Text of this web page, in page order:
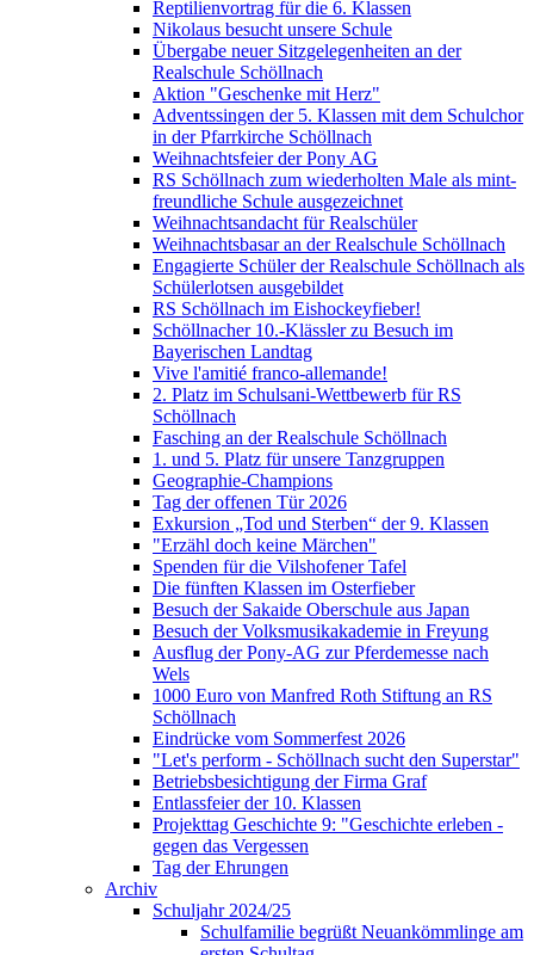
Reptilienvortrag für die 6. Klassen
Nikolaus besucht unsere Schule
Übergabe neuer Sitzgelegenheiten an der
Realschule Schöllnach
Aktion "Geschenke mit Herz"
Adventssingen der 5. Klassen mit dem Schulchor
in der Pfarrkirche Schöllnach
Weihnachtsfeier der Pony AG
RS Schöllnach zum wiederholten Male als mint-
freundliche Schule ausgezeichnet
Weihnachtsandacht für Realschüler
Weihnachtsbasar an der Realschule Schöllnach
Engagierte Schüler der Realschule Schöllnach als
Schülerlotsen ausgebildet
RS Schöllnach im Eishockeyfieber!
Schöllnacher 10.-Klässler zu Besuch im
Bayerischen Landtag
Vive l'amitié franco-allemande!
2. Platz im Schulsani-Wettbewerb für RS
Schöllnach
Fasching an der Realschule Schöllnach
1. und 5. Platz für unsere Tanzgruppen
Geographie-Champions
Tag der offenen Tür 2026
Exkursion „Tod und Sterben“ der 9. Klassen
"Erzähl doch keine Märchen"
Spenden für die Vilshofener Tafel
Die fünften Klassen im Osterfieber
Besuch der Sakaide Oberschule aus Japan
Besuch der Volksmusikakademie in Freyung
Ausflug der Pony-AG zur Pferdemesse nach
Wels
1000 Euro von Manfred Roth Stiftung an RS
Schöllnach
Eindrücke vom Sommerfest 2026
"Let's perform - Schöllnach sucht den Superstar"
Betriebsbesichtigung der Firma Graf
Entlassfeier der 10. Klassen
Projekttag Geschichte 9: "Geschichte erleben -
gegen das Vergessen
Tag der Ehrungen
Archiv
Schuljahr 2024/25
Schulfamilie begrüßt Neuankömmlinge am